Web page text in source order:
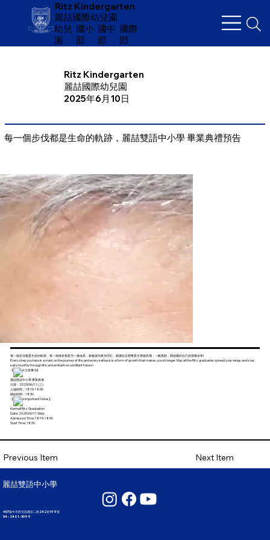
Ritz Kindergarten
麗喆國際幼兒園
幼兒
園
​國小
部
國中
部
國際
部
Ritz Kindergarten
麗喆國際幼兒園
2025年6月10日
每一個步伐都是生命的軌跡，麗喆雙語中小學 畢業典禮預告
每一個步伐都是生命的軌跡，每一個挫折都是另一種成長，都會讓你更加茁壯，願麗喆全體畢業生展翅高飛，一帆風順，開啟屬於自己的璀璨未來!
Every step you take is a mark on the journey of life, and every setback is a form of growth that makes you stronger. May all the Ritz graduates spread your wings and soar,
sail smoothly through life, and embark on a brilliant future !
【
注意事項】
麗喆雙語中小學 畢業典禮
日期：2025/06/11 (三)
入場時間：18:10-18:30
開始時間：18:30
【
Important Notes】
Korrnell Ritz Graduation
Date: 2025/06/11 Wed.
Admission Time: 18:10-18:30
Start Time: 18:30
Previous Item Next Item
麗喆雙語中小學
407臺中市西屯區國安二路242巷199號
04 - 2461 - 3099